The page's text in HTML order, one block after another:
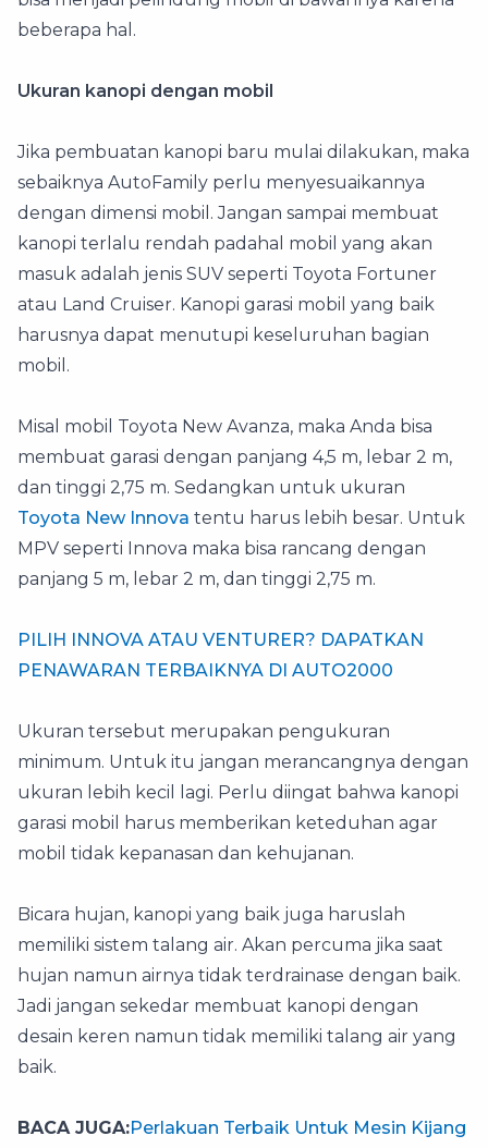
beberapa hal.
Ukuran kanopi dengan mobil
Jika pembuatan kanopi baru mulai dilakukan, maka
sebaiknya AutoFamily perlu menyesuaikannya
dengan dimensi mobil. Jangan sampai membuat
kanopi terlalu rendah padahal mobil yang akan
masuk adalah jenis SUV seperti Toyota Fortuner
atau Land Cruiser. Kanopi garasi mobil yang baik
harusnya dapat menutupi keseluruhan bagian
mobil.
Misal mobil Toyota New Avanza, maka Anda bisa
membuat garasi dengan panjang 4,5 m, lebar 2 m,
dan tinggi 2,75 m. Sedangkan untuk ukuran
Toyota New Innova tentu harus lebih besar. Untuk
MPV seperti Innova maka bisa rancang dengan
panjang 5 m, lebar 2 m, dan tinggi 2,75 m.
PILIH INNOVA ATAU VENTURER? DAPATKAN
PENAWARAN TERBAIKNYA DI AUTO2000
Ukuran tersebut merupakan pengukuran
minimum. Untuk itu jangan merancangnya dengan
ukuran lebih kecil lagi. Perlu diingat bahwa kanopi
garasi mobil harus memberikan keteduhan agar
mobil tidak kepanasan dan kehujanan.
Bicara hujan, kanopi yang baik juga haruslah
memiliki sistem talang air. Akan percuma jika saat
hujan namun airnya tidak terdrainase dengan baik.
Jadi jangan sekedar membuat kanopi dengan
desain keren namun tidak memiliki talang air yang
baik.
BACA JUGA:Perlakuan Terbaik Untuk Mesin Kijang